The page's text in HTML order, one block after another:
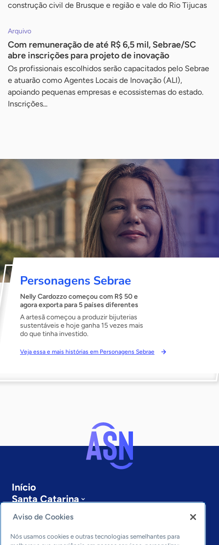
construção civil de Brusque e região e vale do Rio Tijucas
Arquivo
Com remuneração de até R$ 6,5 mil, Sebrae/SC
abre inscrições para projeto de inovação
Os profissionais escolhidos serão capacitados pelo Sebrae
e atuarão como Agentes Locais de Inovação (ALI),
apoiando pequenas empresas e ecossistemas do estado.
Inscrições...
Personagens Sebrae
Nelly Cardozzo começou com R$ 50 e
agora exporta para 5 países diferentes
A artesã começou a produzir bijuterias
sustentáveis e hoje ganha 15 vezes mais
do que tinha investido.
Veja essa e mais histórias em Personagens Sebrae
Início
Santa Catarina
Sobre a ASN
Últimas notícias
Entre em contato
Aviso de Cookies
Nós usamos cookies e outras tecnologias semelhantes para